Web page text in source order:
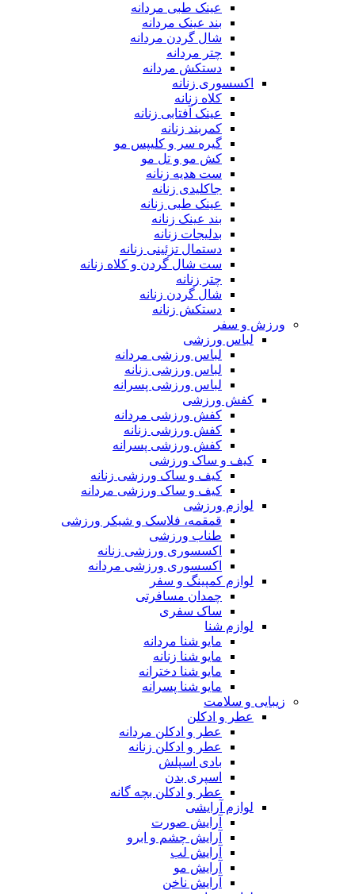
عینک طبی مردانه
بند عینک مردانه
شال گردن مردانه
چتر مردانه
دستکش مردانه
اکسسوری زنانه
کلاه زنانه
عینک آفتابی زنانه
کمربند زنانه
گیره سر و کلیپس مو
کش مو و تل مو
ست هدیه زنانه
جاکلیدی زنانه
عینک طبی زنانه
بند عینک زنانه
بدلیجات زنانه
دستمال تزئینی زنانه
ست شال گردن و کلاه زنانه
چتر زنانه
شال گردن زنانه
دستکش زنانه
ورزش و سفر
لباس ورزشی
لباس ورزشی مردانه
لباس ورزشی زنانه
لباس ورزشی پسرانه
کفش ورزشی
کفش ورزشی مردانه
کفش ورزشی زنانه
کفش ورزشی پسرانه
کیف و ساک ورزشی
کیف و ساک ورزشی زنانه
کیف و ساک ورزشی مردانه
لوازم ورزشی
قمقمه، فلاسک و شیکر ورزشی
طناب ورزشی
اکسسوری ورزشی زنانه
اکسسوری ورزشی مردانه
لوازم کمپینگ و سفر
چمدان مسافرتی
ساک سفری
لوازم شنا
مایو شنا مردانه
مایو شنا زنانه
مایو شنا دخترانه
مایو شنا پسرانه
زیبایی و سلامت
عطر و ادکلن
عطر و ادکلن مردانه
عطر و ادکلن زنانه
بادی اسپلش
اسپری بدن
عطر و ادکلن بچه گانه
لوازم آرایشی
آرایش صورت
آرایش چشم و ابرو
آرایش لب
آرایش مو
آرایش ناخن